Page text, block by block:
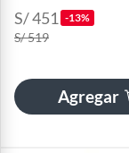
S/ 451 -13%
S/ 519
Agregar